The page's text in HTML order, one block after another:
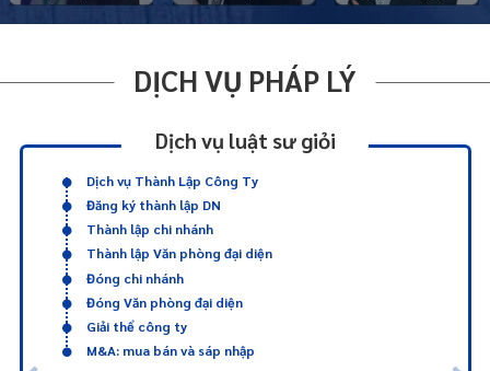
DỊCH VỤ PHÁP LÝ
Dịch vụ luật sư giỏi
Dịch vụ Thành Lập Công Ty
Đăng ký thành lập DN
Thành lập chi nhánh
Thành lập Văn phòng đại diện
Đóng chi nhánh
Đóng Văn phòng đại diện
Giải thể công ty
M&A: mua bán và sáp nhập